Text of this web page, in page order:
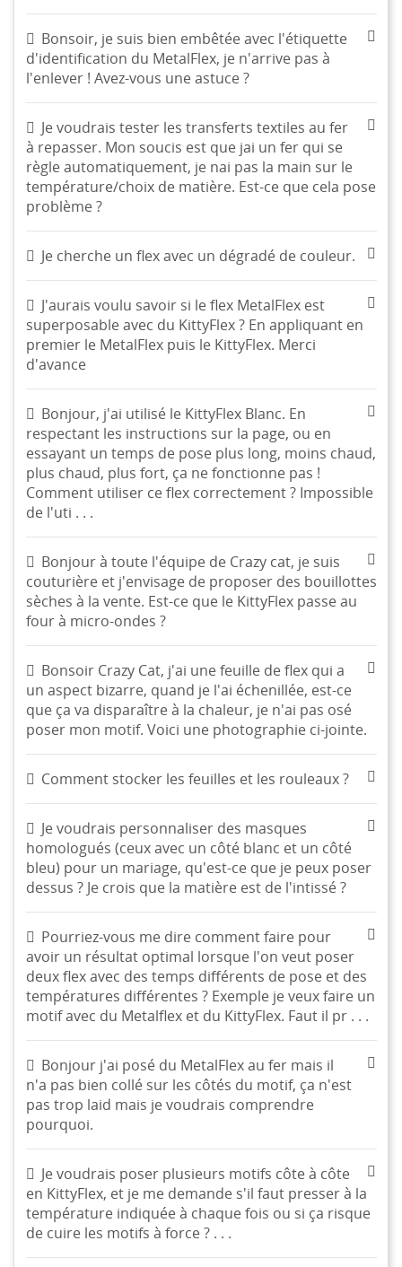
Bonsoir, je suis bien embêtée avec l'étiquette
d'identification du MetalFlex, je n'arrive pas à
l'enlever ! Avez-vous une astuce ?
Je voudrais tester les transferts textiles au fer
à repasser. Mon soucis est que jai un fer qui se
règle automatiquement, je nai pas la main sur le
température/choix de matière. Est-ce que cela pose
problème ?
Je cherche un flex avec un dégradé de couleur.
J'aurais voulu savoir si le flex MetalFlex est
superposable avec du KittyFlex ? En appliquant en
premier le MetalFlex puis le KittyFlex. Merci
d'avance
Bonjour, j'ai utilisé le KittyFlex Blanc. En
respectant les instructions sur la page, ou en
essayant un temps de pose plus long, moins chaud,
plus chaud, plus fort, ça ne fonctionne pas !
Comment utiliser ce flex correctement ? Impossible
de l'uti . . .
Bonjour à toute l'équipe de Crazy cat, je suis
couturière et j'envisage de proposer des bouillottes
sèches à la vente. Est-ce que le KittyFlex passe au
four à micro-ondes ?
Bonsoir Crazy Cat, j'ai une feuille de flex qui a
un aspect bizarre, quand je l'ai échenillée, est-ce
que ça va disparaître à la chaleur, je n'ai pas osé
poser mon motif. Voici une photographie ci-jointe.
Comment stocker les feuilles et les rouleaux ?
Je voudrais personnaliser des masques
homologués (ceux avec un côté blanc et un côté
bleu) pour un mariage, qu'est-ce que je peux poser
dessus ? Je crois que la matière est de l'intissé ?
Pourriez-vous me dire comment faire pour
avoir un résultat optimal lorsque l'on veut poser
deux flex avec des temps différents de pose et des
températures différentes ? Exemple je veux faire un
motif avec du Metalflex et du KittyFlex. Faut il pr . . .
Bonjour j'ai posé du MetalFlex au fer mais il
n'a pas bien collé sur les côtés du motif, ça n'est
pas trop laid mais je voudrais comprendre
pourquoi.
Je voudrais poser plusieurs motifs côte à côte
en KittyFlex, et je me demande s'il faut presser à la
température indiquée à chaque fois ou si ça risque
de cuire les motifs à force ? . . .